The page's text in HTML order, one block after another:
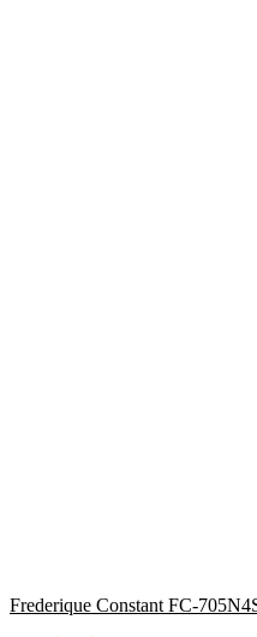
Frederique Constant FC-